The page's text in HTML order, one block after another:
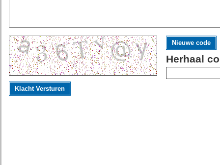
Nieuwe code
Herhaal
Klacht Versturen